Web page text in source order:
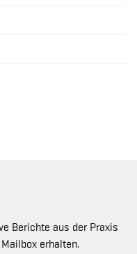
Berichte aus der Praxis
erhalten.